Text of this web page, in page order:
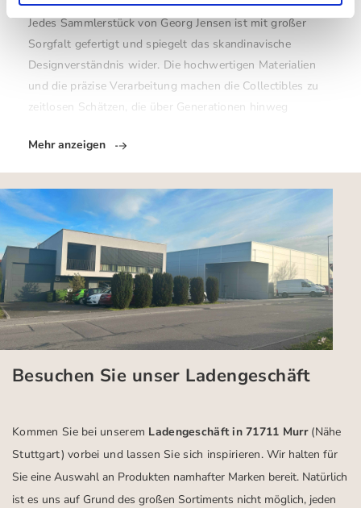
Jedes Sammlerstück von Georg Jensen ist mit großer
Sorgfalt gefertigt und spiegelt das skandinavische
Designverständnis wider. Die hochwertigen Materialien
und die präzise Verarbeitung machen die Collectibles zu
zeitlosen Schätzen, die über Generationen hinweg
Mehr anzeigen
Besuchen Sie unser Ladengeschäft
Kommen Sie bei unserem Ladengeschäft in 71711 Murr (Nähe
Stuttgart) vorbei und lassen Sie sich inspirieren.Wir halten für
Sie eine Auswahl an Produkten namhafter Marken bereit. Natürlich
ist es uns auf Grund des großen Sortiments nicht möglich, jeden